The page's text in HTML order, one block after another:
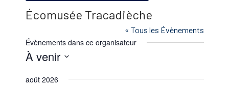
Écomusée Tracadièche
« Tous les Évènements
Évènements dans ce organisateur
À venir
une
août 2026